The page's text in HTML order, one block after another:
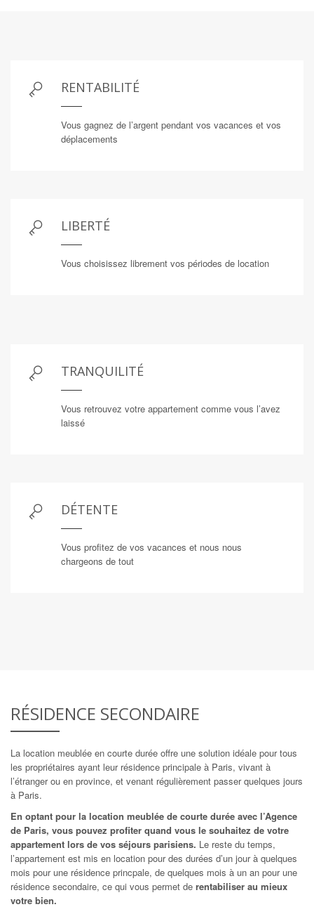
RENTABILITÉ
Vous gagnez de l’argent pendant vos vacances et vos
déplacements
LIBERTÉ
Vous choisissez librement vos périodes de location
TRANQUILITÉ
Vous retrouvez votre appartement comme vous l’avez
laissé
DÉTENTE
Vous profitez de vos vacances et nous nous
chargeons de tout
RÉSIDENCE SECONDAIRE
La location meublée en courte durée offre une solution idéale pour tous
les propriétaires ayant leur résidence principale à Paris, vivant à
l’étranger ou en province, et venant régulièrement passer quelques jours
à Paris.
En optant pour la location meublée de courte durée avec l’Agence
de Paris, vous pouvez profiter quand vous le souhaitez de votre
appartement lors de vos séjours parisiens. Le reste du temps,
l’appartement est mis en location pour des durées d’un jour à quelques
mois pour une résidence princpale, de quelques mois à un an pour une
résidence secondaire, ce qui vous permet de rentabiliser au mieux
votre bien.